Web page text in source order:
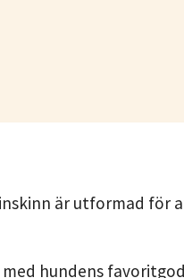
är utformad för
hundens